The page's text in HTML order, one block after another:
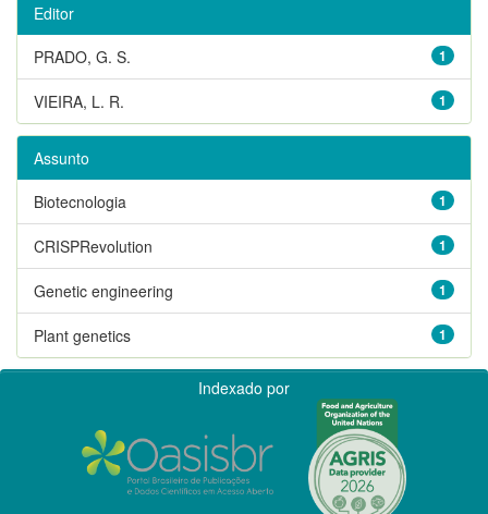
Editor
1
PRADO, G. S.
1
VIEIRA, L. R.
Assunto
1
Biotecnologia
1
CRISPRevolution
1
Genetic engineering
1
Plant genetics
Indexado por